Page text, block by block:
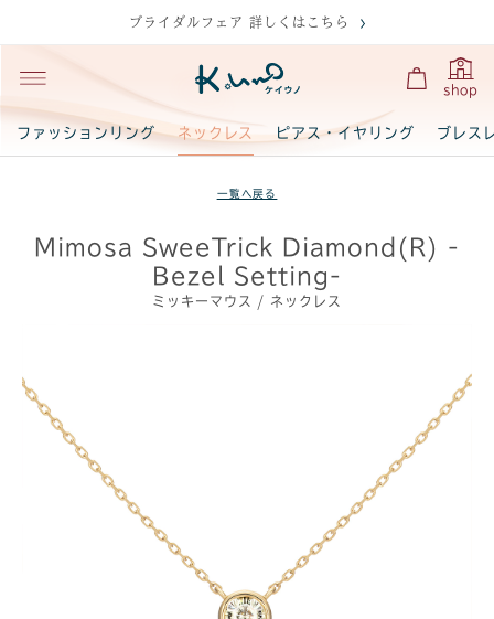
ブライダルフェア 詳しくはこちら
shop
ファッションリング ネックレス ピアス・イヤリング ブレス
一覧へ戻る
Mimosa SweeTrick Diamond(R) -
Bezel Setting-
ミッキーマウス / ネックレス